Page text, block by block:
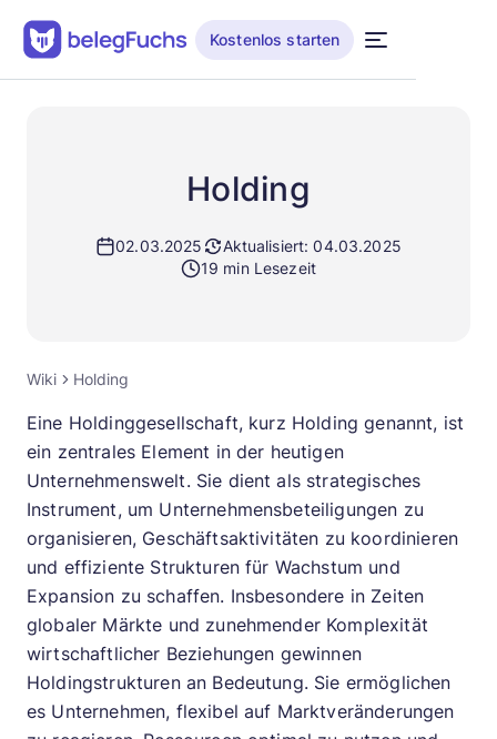
Kostenlos starten
Holding
02.03.2025
Aktualisiert: 04.03.2025
19 min Lesezeit
Wiki Holding
Eine Holdinggesellschaft, kurz Holding genannt, ist
ein zentrales Element in der heutigen
Unternehmenswelt. Sie dient als strategisches
Instrument, um Unternehmensbeteiligungen zu
organisieren, Geschäftsaktivitäten zu koordinieren
und effiziente Strukturen für Wachstum und
Expansion zu schaffen. Insbesondere in Zeiten
globaler Märkte und zunehmender Komplexität
wirtschaftlicher Beziehungen gewinnen
Holdingstrukturen an Bedeutung. Sie ermöglichen
es Unternehmen, flexibel auf Marktveränderungen